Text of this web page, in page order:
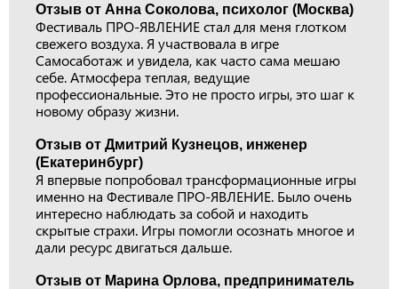
Отзыв от Анна Соколова, психолог (Москва)
Фестиваль ПРО-ЯВЛЕНИЕ стал для меня глотком
свежего воздуха. Я участвовала в игре
Самосаботаж и увидела, как часто сама мешаю
себе. Атмосфера теплая, ведущие
профессиональные. Это не просто игры, это шаг к
новому образу жизни.
Отзыв от Дмитрий Кузнецов, инженер
(Екатеринбург)
Я впервые попробовал трансформационные игры
именно на Фестивале ПРО-ЯВЛЕНИЕ. Было очень
интересно наблюдать за собой и находить
скрытые страхи. Игры помогли осознать многое и
дали ресурс двигаться дальше.
Отзыв от Марина Орлова, предприниматель